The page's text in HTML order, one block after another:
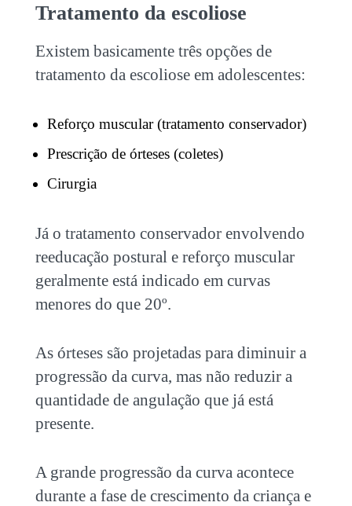
Tratamento da escoliose
Existem basicamente três opções de
tratamento da escoliose em adolescentes:
Reforço muscular (tratamento conservador)
Prescrição de órteses (coletes)
Cirurgia
Já o tratamento conservador envolvendo
reeducação postural e reforço muscular
geralmente está indicado em curvas
menores do que 20º.
As órteses são projetadas para diminuir a
progressão da curva, mas não reduzir a
quantidade de angulação que já está
presente.
A grande progressão da curva acontece
durante a fase de crescimento da criança e